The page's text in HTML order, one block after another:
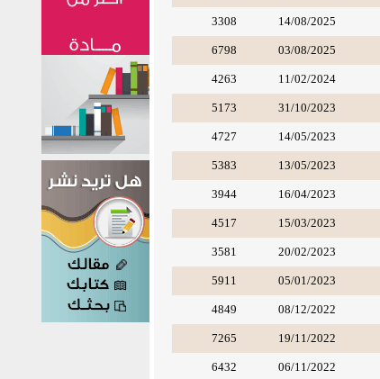
14/08/2025
3308
03/08/2025
6798
11/02/2024
4263
31/10/2023
5173
14/05/2023
4727
13/05/2023
5383
16/04/2023
3944
15/03/2023
4517
20/02/2023
3581
05/01/2023
5911
08/12/2022
4849
19/11/2022
7265
06/11/2022
6432